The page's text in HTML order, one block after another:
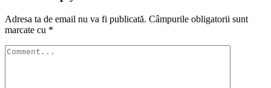
Adresa ta de email nu va fi publicată. Câmpurile obligatorii sunt
marcate cu *